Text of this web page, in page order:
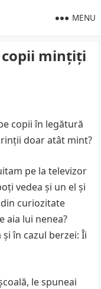
MENU
minţiţi
copii în legătură
doar atât mint?
pe la televizor
vedea şi un el şi
din curiozitate
aia lui nenea?
în cazul berzei: Îi
le spuneai